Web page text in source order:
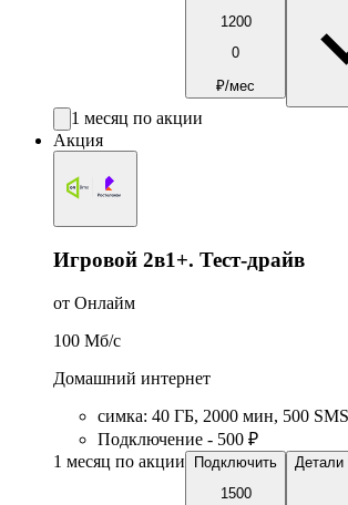
1200
0
₽/мес
1 месяц по акции
Акция
Игровой 2в1+. Тест-драйв
от Онлайм
100 Мб/c
Домашний интернет
симка: 40 ГБ, 2000 мин, 500 SMS
Подключение - 500 ₽
1 месяц по акции
Подключить
1500